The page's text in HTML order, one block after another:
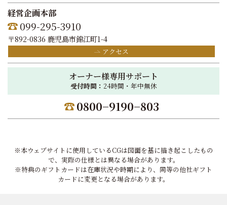
経営企画本部
099-295-3910
〒892-0836 鹿児島市錦江町1-4
アクセス
オーナー様専用サポート
受付時間： 24時間・年中無休
0800−9190−803
※本ウェブサイトに使用しているCGは図面を基に描き起こしたもの
で、実際の仕様とは異なる場合があります。
※特典のギフトカードは在庫状況や時期により、同等の他社ギフト
カードに変更となる場合があります。